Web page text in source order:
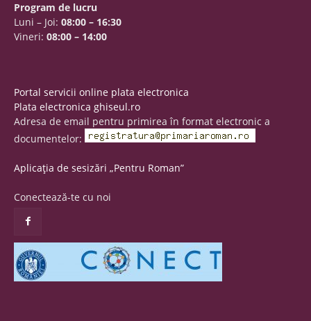
Program de lucru
Luni – Joi: 08:00 – 16:30
Vineri: 08:00 – 14:00
Portal servicii online plata electronica
Plata electronica ghiseul.ro
Adresa de email pentru primirea în format electronic a
documentelor:
Aplicația de sesizări „Pentru Roman”
Conectează-te cu noi